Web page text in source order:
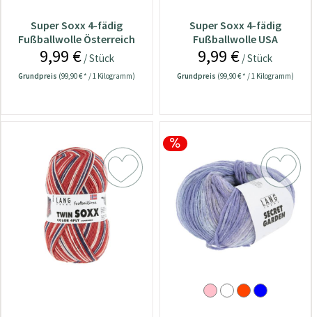
Super Soxx 4-fädig
Fußballwolle Österreich
9,99 €/ Stück
Grundpreis (99,90 € * / 1 Kilogramm)
Super Soxx 4-fädig
Fußballwolle USA
9,99 € / Stück
Grundpreis (99,90 € * / 1 Kilogramm)